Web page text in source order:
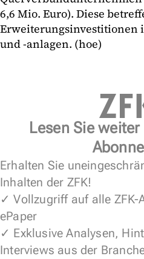
6,6 Mio. Euro). Diese
Erweiterungsinvestitionen
und -anlagen. (hoe)
Lesen Sie
Erhalten Sie
Inhalten der ZFK!
✓ Vollzugriff auf alle
ePaper
✓ Exklusive Analysen,
Interviews aus der